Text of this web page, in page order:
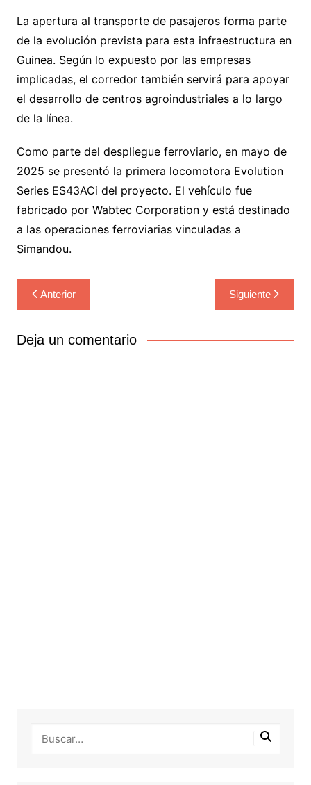
La apertura al transporte de pasajeros forma parte
de la evolución prevista para esta infraestructura en
Guinea. Según lo expuesto por las empresas
implicadas, el corredor también servirá para apoyar
el desarrollo de centros agroindustriales a lo largo
de la línea.
Como parte del despliegue ferroviario, en mayo de
2025 se presentó la primera locomotora Evolution
Series ES43ACi del proyecto. El vehículo fue
fabricado por Wabtec Corporation y está destinado
a las operaciones ferroviarias vinculadas a
Simandou.
Navegación
de
entradas
Anterior Siguiente
Deja un comentario